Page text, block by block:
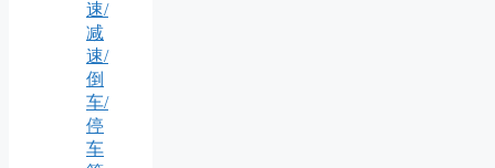
速/
减
速/
倒
车/
停
车